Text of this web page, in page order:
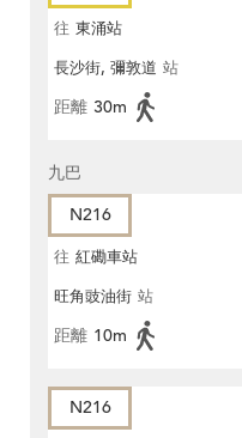
往 東涌站
長沙街, 彌敦道 站
距離 30m
九巴
N216
往 紅磡車站
旺角豉油街 站
距離 10m
N216